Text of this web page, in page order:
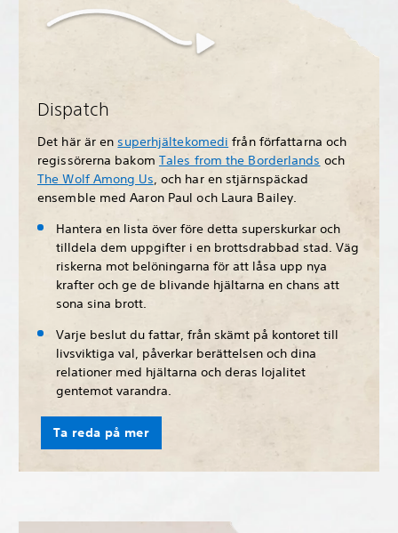
Dispatch
Det här är ensuperhjältekomedi från författarna och
regissörerna bakom Tales from the Borderlands och
The Wolf Among Us, och har en stjärnspäckad
ensemble med Aaron Paul och Laura Bailey.
Hantera en lista över före detta superskurkar och
tilldela dem uppgifter i en brottsdrabbad stad. Väg
riskerna mot belöningarna för att låsa upp nya
krafter och ge de blivande hjältarna en chans att
sona sina brott.
Varje beslut du fattar, från skämt på kontoret till
livsviktiga val, påverkar berättelsen och dina
relationer med hjältarna och deras lojalitet
gentemot varandra.
Ta reda på mer